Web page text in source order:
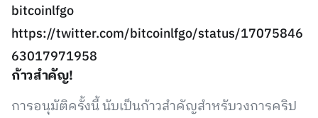
bitcoinlfgo
https://twitter.com/bitcoinlfgo/status/17075846
63017971958
ก้าวสำคัญ!
การอนุมัติครั้งนี้ นับเป็นก้าวสำคัญสำหรับวงการคริป